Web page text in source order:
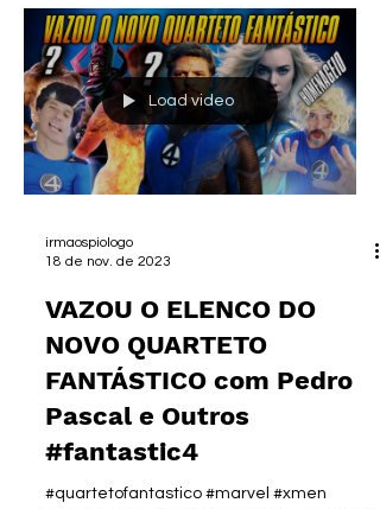
Load video
irmaospiologo
18 de nov. de 2023
VAZOU O ELENCO DO
NOVO QUARTETO
FANTÁSTICO com Pedro
Pascal e Outros
#fantastic4
#quartetofantastico #marvel #xmen